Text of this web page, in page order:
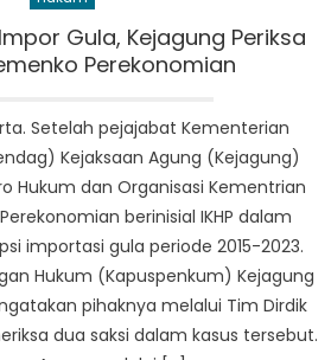
Gula, Kejagung Periksa
Perekonomian
Setelah pejajabat Kementerian
Kejaksaan Agung (Kejagung)
Hukum dan Organisasi Kementrian
berinisial IKHP dalam
importasi gula periode 2015-2023.
Hukum (Kapuspenkum) Kejagung
pihaknya melalui Tim Dirdik
dua saksi dalam kasus tersebut.